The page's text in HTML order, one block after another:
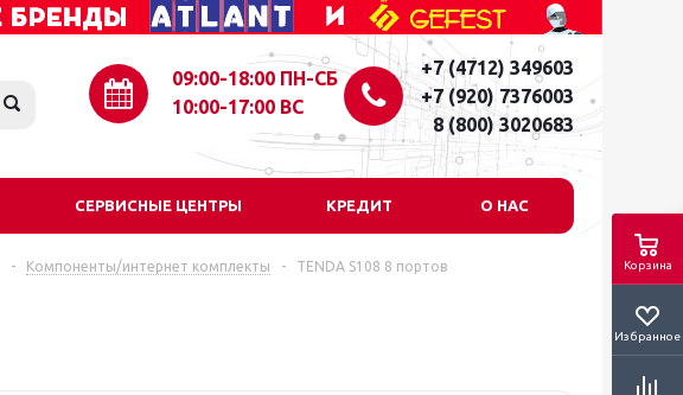
09:00-18:00 ПН-СБ
10:00-17:00 ВС
Корзина
Избранное
+7 (4712) 349603
+7 (920) 7376003
8 (800) 3020683
СЕРВИСНЫЕ ЦЕНТРЫ КРЕДИТ О НАС
- Компоненты/интернет комплекты - TENDA S108 8 портов